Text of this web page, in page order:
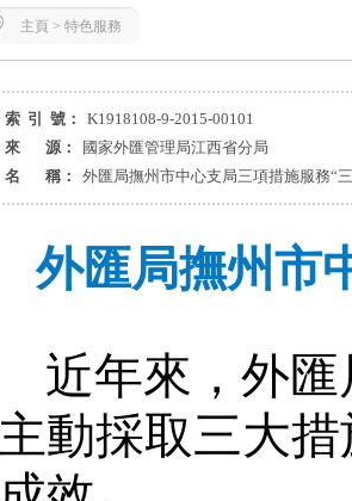
主頁 > 特色服務
索 引 號：
K1918108-9-2015-00101
來 源：
國家外匯管理局江西省分局
名 稱：
外匯局撫州市中心支局三項措施服務“
外匯局撫州市
近年來，外
主動採取三大